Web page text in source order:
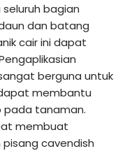
bagian
dan batang
cair ini dapat
berguna untuk
membantu
pada tanaman.
membuat
cavendish